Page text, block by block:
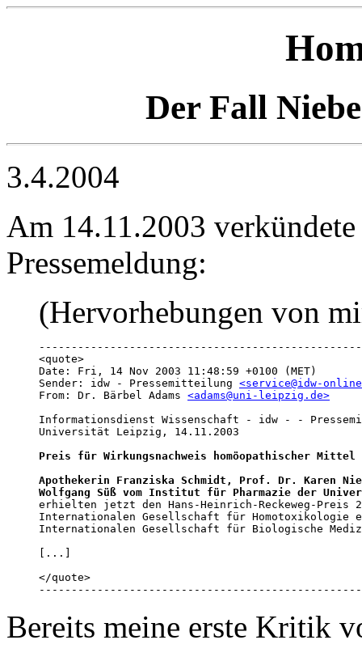
Der Fall
3.4.2004
Am 14.11.2003
Pressemeldung:
(Hervorhebungen von
<quote>
Date: Fri, 14 Nov 2003 11:48:59 +0100 (MET)
Sender: idw - Pressemitteilung <service@idw-
From: Dr. Bärbel Adams <adams@uni-leipzig.de>
Informationsdienst Wissenschaft - idw - -
Universität Leipzig, 14.11.2003
Preis für Wirkungsnachweis homöopathischer Mittel
Apothekerin Franziska Schmidt, Prof. Dr. Karen
Wolfgang Süß vom Institut für Pharmazie der
erhielten jetzt den Hans-Heinrich-Reckeweg-Preis
Internationalen Gesellschaft für Homotoxikologie
Internationalen Gesellschaft für Biologische
[...]
</quote>
Bereits meine erste Kritik